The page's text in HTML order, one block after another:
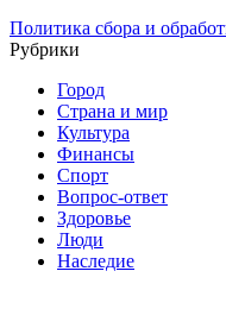
Политика сбора и
Рубрики
Город
Страна и мир
Культура
Финансы
Спорт
Вопрос-ответ
Здоровье
Люди
Наследие